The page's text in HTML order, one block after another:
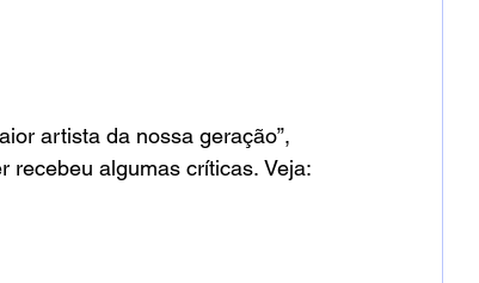
artista da nossa geração”,
algumas críticas. Veja: